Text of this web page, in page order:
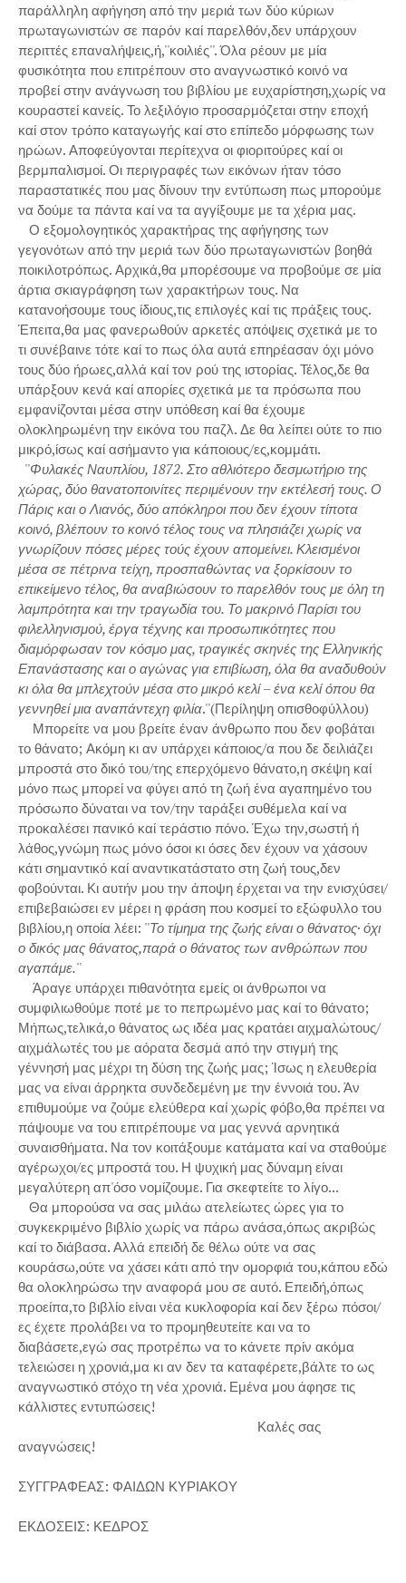
παράλληλη αφήγηση από την μεριά των δύο κύριων
πρωταγωνιστών σε παρόν καί παρελθόν,δεν υπάρχουν
περιττές επαναλήψεις,ή,''κοιλιές''. Όλα ρέουν με μία
φυσικότητα που επιτρέπουν στο αναγνωστικό κοινό να
προβεί στην ανάγνωση του βιβλίου με ευχαρίστηση,χωρίς να
κουραστεί κανείς. Το λεξιλόγιο προσαρμόζεται στην εποχή
καί στον τρόπο καταγωγής καί στο επίπεδο μόρφωσης των
ηρώων. Αποφεύγονται περίτεχνα οι φιοριτούρες καί οι
βερμπαλισμοί. Οι περιγραφές των εικόνων ήταν τόσο
παραστατικές που μας δίνουν την εντύπωση πως μπορούμε
να δούμε τα πάντα καί να τα αγγίξουμε με τα χέρια μας.
Ο εξομολογητικός χαρακτήρας της αφήγησης των
γεγονότων από την μεριά των δύο πρωταγωνιστών βοηθά
ποικιλοτρόπως. Αρχικά,θα μπορέσουμε να προβούμε σε μία
άρτια σκιαγράφηση των χαρακτήρων τους. Να
κατανοήσουμε τους ίδιους,τις επιλογές καί τις πράξεις τους.
Έπειτα,θα μας φανερωθούν αρκετές απόψεις σχετικά με το
τι συνέβαινε τότε καί το πως όλα αυτά επηρέασαν όχι μόνο
τους δύο ήρωες,αλλά καί τον ρού της ιστορίας. Τέλος,δε θα
υπάρξουν κενά καί απορίες σχετικά με τα πρόσωπα που
εμφανίζονται μέσα στην υπόθεση καί θα έχουμε
ολοκληρωμένη την εικόνα του παζλ. Δε θα λείπει ούτε το πιο
μικρό,ίσως καί ασήμαντο για κάποιους/ες,κομμάτι.
''Φυλακές Ναυπλίου, 1872. Στο αθλιότερο δεσμωτήριο της
χώρας, δύο θανατοποινίτες περιμένουν την εκτέλεσή τους. Ο
Πάρις και ο Λιανός, δύο απόκληροι που δεν έχουν τίποτα
κοινό, βλέπουν το κοινό τέλος τους να πλησιάζει χωρίς να
γνωρίζουν πόσες μέρες τούς έχουν απομείνει. Κλεισμένοι
μέσα σε πέτρινα τείχη, προσπαθώντας να ξορκίσουν το
επικείμενο τέλος, θα αναβιώσουν το παρελθόν τους με όλη τη
λαμπρότητα και την τραγωδία του. Το μακρινό Παρίσι του
φιλελληνισμού, έργα τέχνης και προσωπικότητες που
διαμόρφωσαν τον κόσμο μας, τραγικές σκηνές της Ελληνικής
Επανάστασης και ο αγώνας για επιβίωση, όλα θα αναδυθούν
κι όλα θα μπλεχτούν μέσα στο μικρό κελί – ένα κελί όπου θα
γεννηθεί μια αναπάντεχη φιλία.''(Περίληψη οπισθοφύλλου)
Μπορείτε να μου βρείτε έναν άνθρωπο που δεν φοβάται
το θάνατο; Ακόμη κι αν υπάρχει κάποιος/α που δε δειλιάζει
μπροστά στο δικό του/της επερχόμενο θάνατο,η σκέψη καί
μόνο πως μπορεί να φύγει από τη ζωή ένα αγαπημένο του
πρόσωπο δύναται να τον/την ταράξει συθέμελα καί να
προκαλέσει πανικό καί τεράστιο πόνο. Έχω την,σωστή ή
λάθος,γνώμη πως μόνο όσοι κι όσες δεν έχουν να χάσουν
κάτι σημαντικό καί αναντικατάστατο στη ζωή τους,δεν
φοβούνται. Κι αυτήν μου την άποψη έρχεται να την ενισχύσει/
επιβεβαιώσει εν μέρει η φράση που κοσμεί το εξώφυλλο του
βιβλίου,η οποία λέει: ''Το τίμημα της ζωής είναι ο θάνατος· όχι
ο δικός μας θάνατος,παρά ο θάνατος των ανθρώπων που
αγαπάμε.''
Άραγε υπάρχει πιθανότητα εμείς οι άνθρωποι να
συμφιλιωθούμε ποτέ με το πεπρωμένο μας καί το θάνατο;
Μήπως,τελικά,ο θάνατος ως ιδέα μας κρατάει αιχμαλώτους/
αιχμάλωτές του με αόρατα δεσμά από την στιγμή της
γέννησή μας μέχρι τη δύση της ζωής μας; Ίσως η ελευθερία
μας να είναι άρρηκτα συνδεδεμένη με την έννοιά του. Άν
επιθυμούμε να ζούμε ελεύθερα καί χωρίς φόβο,θα πρέπει να
πάψουμε να του επιτρέπουμε να μας γεννά αρνητικά
συναισθήματα. Να τον κοιτάξουμε κατάματα καί να σταθούμε
αγέρωχοι/ες μπροστά του. Η ψυχική μας δύναμη είναι
μεγαλύτερη απ'όσο νομίζουμε. Για σκεφτείτε το λίγο...
Θα μπορούσα να σας μιλάω ατελείωτες ώρες για το
συγκεκριμένο βιβλίο χωρίς να πάρω ανάσα,όπως ακριβώς
καί το διάβασα. Αλλά επειδή δε θέλω ούτε να σας
κουράσω,ούτε να χάσει κάτι από την ομορφιά του,κάπου εδώ
θα ολοκληρώσω την αναφορά μου σε αυτό. Επειδή,όπως
προείπα,το βιβλίο είναι νέα κυκλοφορία καί δεν ξέρω πόσοι/
ες έχετε προλάβει να το προμηθευτείτε και να το
διαβάσετε,εγώ σας προτρέπω να το κάνετε πρίν ακόμα
τελειώσει η χρονιά,μα κι αν δεν τα καταφέρετε,βάλτε το ως
αναγνωστικό στόχο τη νέα χρονιά. Εμένα μου άφησε τις
κάλλιστες εντυπώσεις!
Καλές σας
αναγνώσεις!
ΣΥΓΓΡΑΦΕΑΣ: ΦΑΙΔΩΝ ΚΥΡΙΑΚΟΥ
ΕΚΔΟΣΕΙΣ: ΚΕΔΡΟΣ